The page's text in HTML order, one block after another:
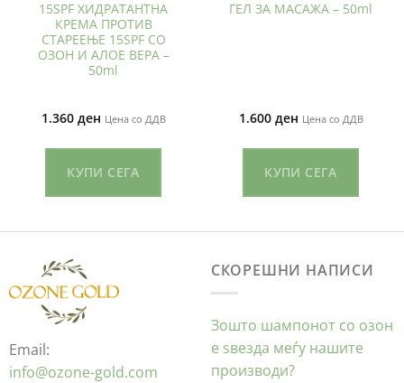
15SPF ХИДРАТАНТНА
КРЕМА ПРОТИВ
СТАРЕЕЊЕ 15SPF СО
ОЗОН И АЛОЕ ВЕРА –
50ml
1.360 ден Цена со ДДВ
КУПИ СЕГА
ГЕЛ ЗА МАСАЖА – 50ml
1.600 ден Цена со ДДВ
КУПИ СЕГА
Email:
info@ozone-gold.com
СКОРЕШНИ НАПИСИ
Зошто шампонот со озон
е ѕвезда меѓу нашите
производи?